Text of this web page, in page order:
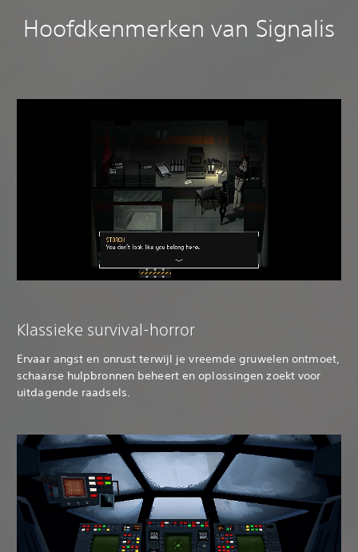
Hoofdkenmerken van Signalis
Klassieke survival-horror
Ervaar angst en onrust terwijl je vreemde gruwelen ontmoet,
schaarse hulpbronnen beheert en oplossingen zoekt voor
uitdagende raadsels.